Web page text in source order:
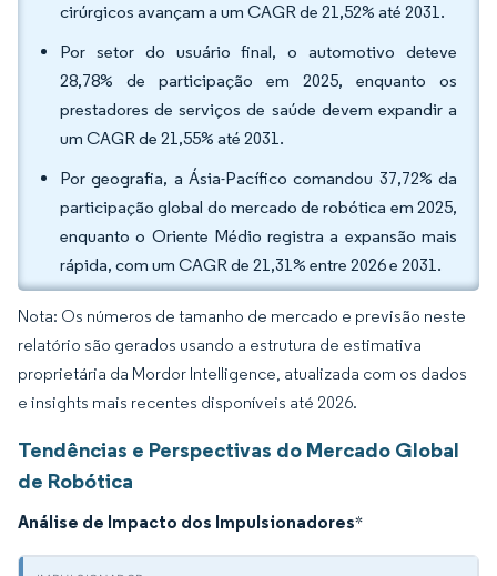
cirúrgicos avançam a um CAGR de 21,52% até 2031.
Por setor do usuário final, o automotivo deteve
28,78% de participação em 2025, enquanto os
prestadores de serviços de saúde devem expandir a
um CAGR de 21,55% até 2031.
Por geografia, a Ásia-Pacífico comandou 37,72% da
participação global do mercado de robótica em 2025,
enquanto o Oriente Médio registra a expansão mais
rápida, com um CAGR de 21,31% entre 2026 e 2031.
Nota: Os números de tamanho de mercado e previsão neste
relatório são gerados usando a estrutura de estimativa
proprietária da Mordor Intelligence, atualizada com os dados
e insights mais recentes disponíveis até 2026.
Tendências e Perspectivas do Mercado Global
de Robótica
Análise de Impacto dos Impulsionadores*